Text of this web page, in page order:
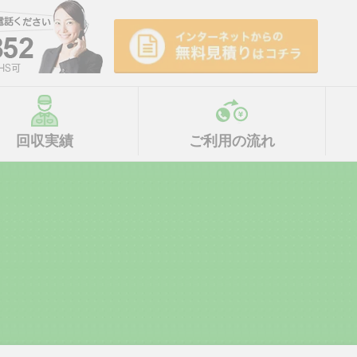
回収実績 ご利用の流れ